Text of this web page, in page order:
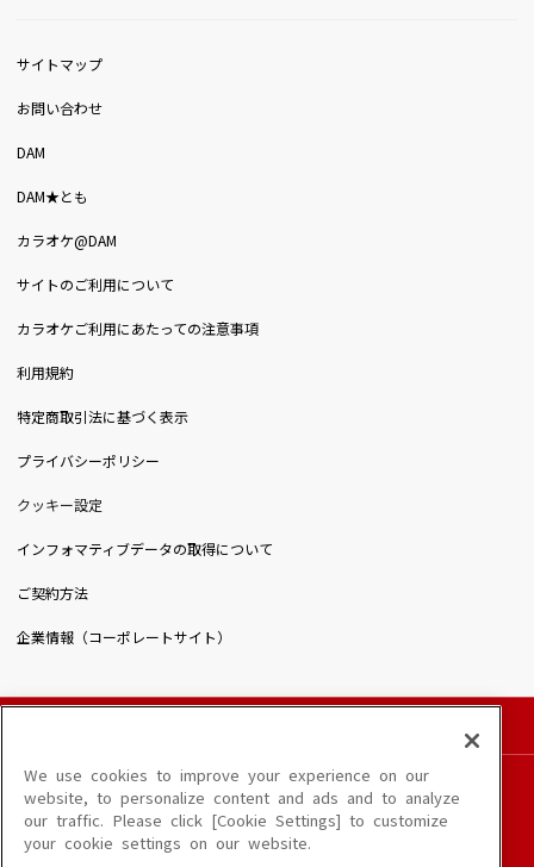
サイトマップ
お問い合わせ
DAM
DAM★とも
カラオケ@DAM
サイトのご利用について
カラオケご利用にあたっての注意事項
利用規約
特定商取引法に基づく表示
プライバシーポリシー
クッキー設定
インフォマティブデータの取得について
ご契約方法
企業情報（コーポレートサイト）
このサイトに掲載されている一切の文章・画像・写真・動画・音声等を、手段や形態を
問わず、著作権法の定める範囲を超えて無断で複製、転載、ファイル化などすることを
禁じます。
楽曲によりMYリスト保存ができない場合があります。
We use cookies to improve your experience on our
website, to personalize content and ads and to analyze
our traffic. Please click [Cookie Settings] to customize
your cookie settings on our website.